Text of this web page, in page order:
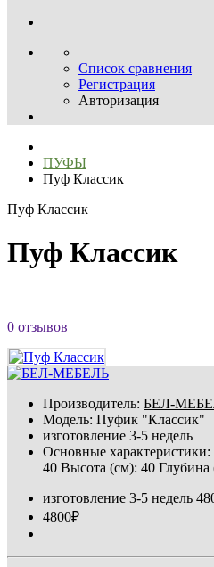
Список сравнения
Регистрация
Авторизация
ПУФЫ
Пуф Классик
Пуф Классик
Пуф Классик
0 отзывов
Производитель: БЕЛ-
Модель: Пуфик "Классик"
изготовление 3-5 недель
Основные
40 Высота (см): 40
изготовление 3-5 недель
4800₽